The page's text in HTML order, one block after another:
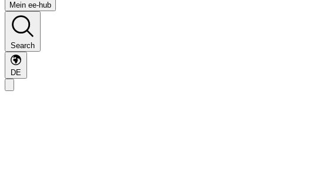
Mein ee-hub
Search
DE